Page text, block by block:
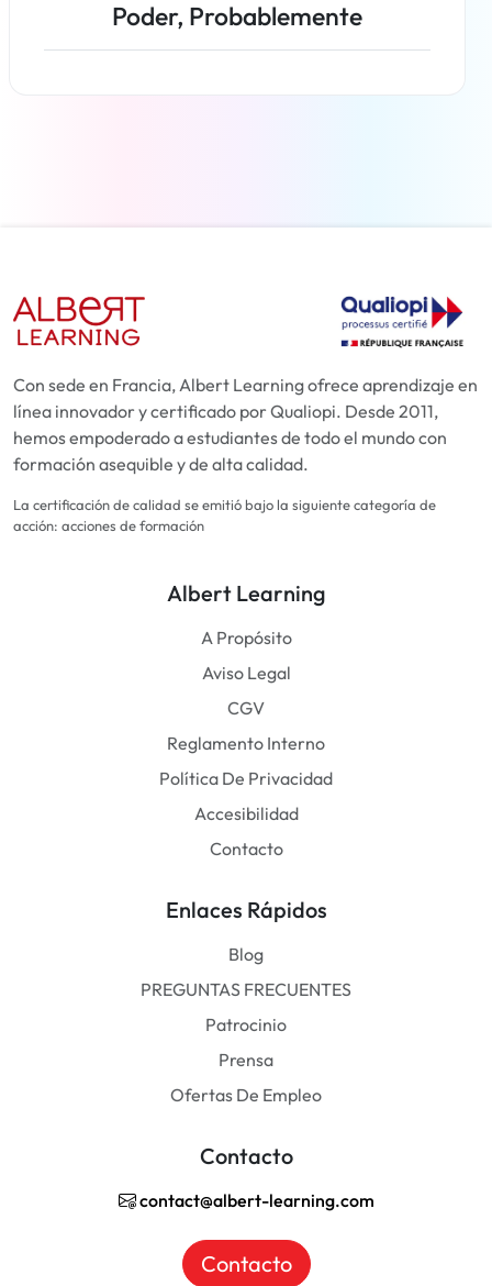
Poder, Probablemente
Con sede en Francia, Albert Learning ofrece aprendizaje en
línea innovador y certificado por Qualiopi. Desde 2011,
hemos empoderado a estudiantes de todo el mundo con
formación asequible y de alta calidad.
La certificación de calidad se emitió bajo la siguiente categoría de
acción: acciones de formación
Albert Learning
A Propósito
Aviso Legal
CGV
Reglamento Interno
Política De Privacidad
Accesibilidad
Contacto
Enlaces Rápidos
Blog
PREGUNTAS FRECUENTES
Patrocinio
Prensa
Ofertas De Empleo
Contacto
contact@albert-learning.com
Contacto